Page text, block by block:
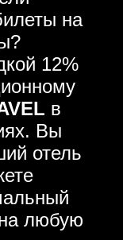
на
12%
в
Вы
отель
любую